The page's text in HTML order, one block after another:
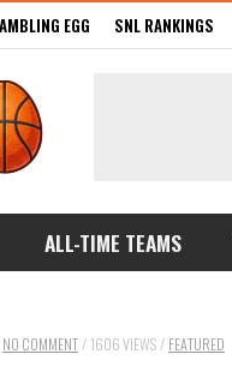
EGG SNL RANKINGS
ALL-TIME TEAMS
NO COMMENT / 1606 VIEWS / FEATURED